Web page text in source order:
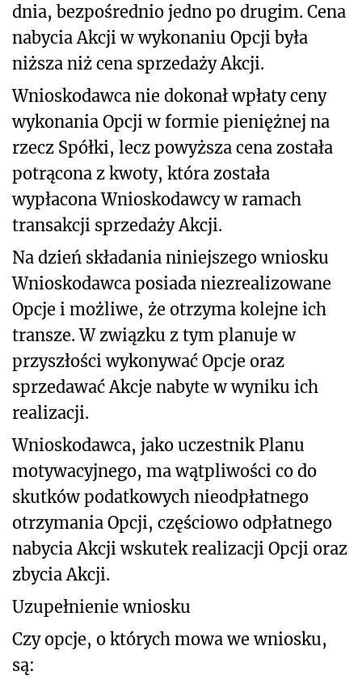
dnia, bezpośrednio jedno po drugim. Cena
nabycia Akcji w wykonaniu Opcji była
niższa niż cena sprzedaży Akcji.
Wnioskodawca nie dokonał wpłaty ceny
wykonania Opcji w formie pieniężnej na
rzecz Spółki, lecz powyższa cena została
potrącona z kwoty, która została
wypłacona Wnioskodawcy w ramach
transakcji sprzedaży Akcji.
Na dzień składania niniejszego wniosku
Wnioskodawca posiada niezrealizowane
Opcje i możliwe, że otrzyma kolejne ich
transze. W związku z tym planuje w
przyszłości wykonywać Opcje oraz
sprzedawać Akcje nabyte w wyniku ich
realizacji.
Wnioskodawca, jako uczestnik Planu
motywacyjnego, ma wątpliwości co do
skutków podatkowych nieodpłatnego
otrzymania Opcji, częściowo odpłatnego
nabycia Akcji wskutek realizacji Opcji oraz
zbycia Akcji.
Uzupełnienie wniosku
Czy opcje, o których mowa we wniosku,
są: